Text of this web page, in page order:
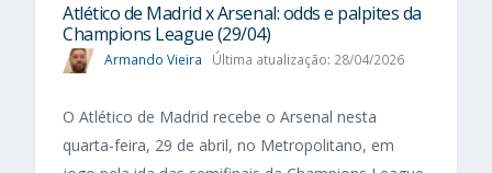
Atlético de Madrid x Arsenal: odds e palpites da
Champions League (29/04)
Armando Vieira Última atualização: 28/04/2026
O Atlético de Madrid recebe o Arsenal nesta
quarta-feira, 29 de abril, no Metropolitano, em